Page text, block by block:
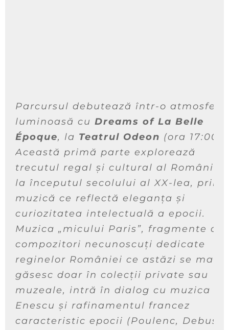
Parcursul debutează într-o atmosferă
luminoasă cu Dreams of La Belle
Époque, la Teatrul Odeon (ora 17:00).
Această primă parte explorează
trecutul regal și cultural al României
la începutul secolului al XX-lea, prin
muzică ce reflectă eleganța și
curiozitatea intelectuală a epocii.
Muzica „micului Paris”, fragmente de
compozitori necunoscuți dedicate
reginelor României ce astăzi se mai
găsesc doar în colecții private sau
muzeale, intră în dialog cu muzica lui
Enescu și rafinamentul francez
caracteristic epocii (Poulenc,